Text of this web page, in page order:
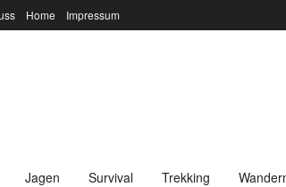
Home Impressum
Jagen Survival Trekking